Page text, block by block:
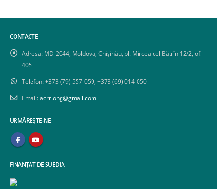
CONTACTE
Adresa: MD-2044, Moldova, Chișinău, bl. Mircea cel Bătrîn 12/2, of.
405
Telefon:+373 (79) 557-059, +373 (69) 014-050
Email:aorr.ong@gmail.com
URMĂREȘTE-NE
FINANȚAT DE SUEDIA